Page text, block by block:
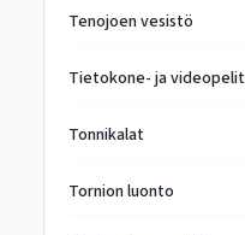
Tenojoen vesistö
Tietokone- ja videopelit
Tonnikalat
Tornion luonto